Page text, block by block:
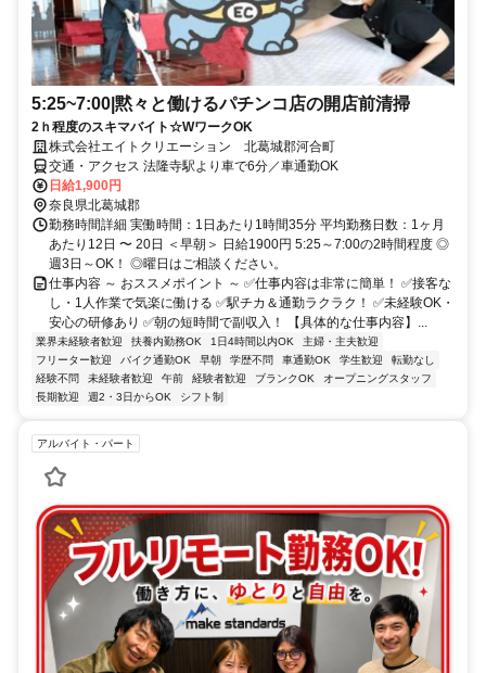
5:25~7:00|黙々と働けるパチンコ店の開店前清掃
2ｈ程度のスキマバイト☆WワークOK
株式会社エイトクリエーション 北葛城郡河合町
交通・アクセス 法隆寺駅より車で6分／車通勤OK
日給1,900円
奈良県北葛城郡
勤務時間詳細 実働時間：1日あたり1時間35分 平均勤務日数：1ヶ月
あたり12日 〜 20日 ＜早朝＞ 日給1900円 5:25～7:00の2時間程度 ◎
週3日～OK！ ◎曜日はご相談ください。
仕事内容 ～ おススメポイント ～ ✅仕事内容は非常に簡単！ ✅接客な
し・1人作業で気楽に働ける ✅駅チカ＆通勤ラクラク！ ✅未経験OK・
安心の研修あり ✅朝の短時間で副収入！ 【具体的な仕事内容】...
業界未経験者歓迎 扶養内勤務OK 1日4時間以内OK
主婦・主夫歓迎
フリーター歓迎
バイク通勤OK 早朝 学歴不問 車通勤OK 学生歓迎
転勤なし
経験不問
未経験者歓迎 午前 経験者歓迎 ブランクOK
オープニングスタッフ
長期歓迎
週2・3日からOK シフト制
アルバイト・パート